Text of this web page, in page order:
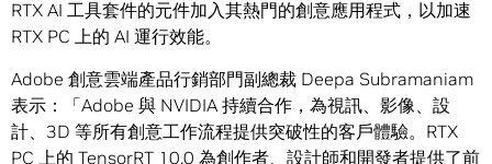
RTX AI 工具套件的元件加入其熱門的創意應用程式，以加速
RTX PC 上的 AI 運行效能。
Adobe 創意雲端產品行銷部門副總裁 Deepa Subramaniam
表示：「Adobe 與 NVIDIA 持續合作，為視訊、 影像、設
計、 3D 等所有創意工作流程提供突破性的客戶體驗。 RTX
PC 上的 TensorRT 10.0 為創作者、設計師和開發者提供了前